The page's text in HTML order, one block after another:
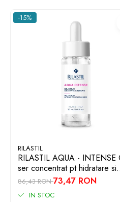
-15%
RILASTIL
RILASTIL AQUA - INTENSE
ser concentrat pt hidratare si
anti-poluare x 30ml
86,43 RON73,47 RON
IN STOC